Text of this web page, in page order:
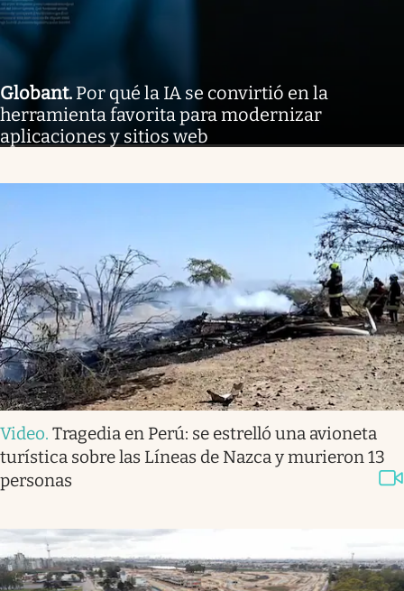
Globant. Por qué la IA se convirtió en la
herramienta favorita para modernizar
aplicaciones y sitios web
Video. Tragedia en Perú: se estrelló una avioneta
turística sobre las Líneas de Nazca y murieron 13
personas